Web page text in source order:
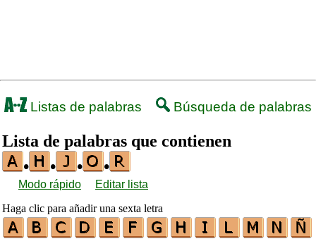
Listas de palabras Búsqueda de palabras
Lista de palabras que contienen
•
• • •
Modo rápido
Editar lista
Haga clic para añadir una sexta letra